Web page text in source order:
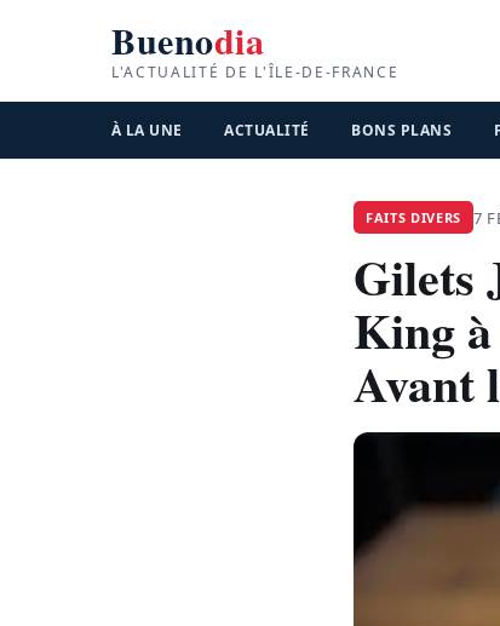
Buenodia
L'ACTUALITÉ DE L'ÎLE-DE-FRANCE
À LA UNE ACTUALITÉ BONS PLANS
FAITS DIVERS 7
Gilets
King à
Avant